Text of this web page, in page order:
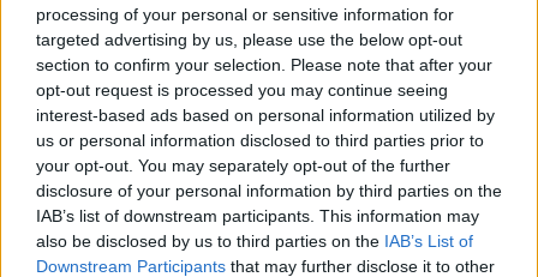
processing of your personal or sensitive information for
targeted advertising by us, please use the below opt-out
section to confirm your selection. Please note that after your
opt-out request is processed you may continue seeing
interest-based ads based on personal information utilized by
us or personal information disclosed to third parties prior to
your opt-out. You may separately opt-out of the further
disclosure of your personal information by third parties on the
IAB’s list of downstream participants. This information may
also be disclosed by us to third parties on the IAB’s List of
Downstream Participants that may further disclose it to other